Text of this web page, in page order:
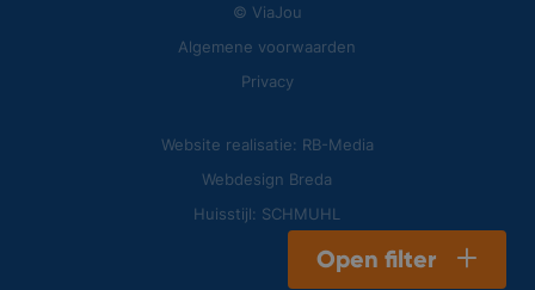
Open filter
© ViaJou
Algemene voorwaarden
Privacy
Website realisatie: RB-Media
Webdesign Breda
Huisstijl: SCHMUHL